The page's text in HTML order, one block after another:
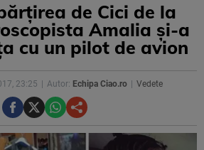
de Cici de la
Amalia și-a
cu un pilot de avion
23:25 Autor: Echipa Ciao.ro Vedete